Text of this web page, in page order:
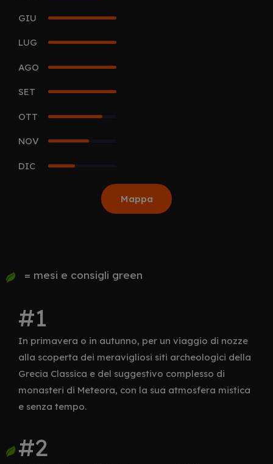
GIU
LUG
AGO
SET
OTT
NOV
DIC
Mappa
= mesi e consigli green
In primavera o in autunno, per un viaggio di nozze
alla scoperta dei meravigliosi siti archeologici della
Grecia Classica e del suggestivo complesso di
monasteri di Meteora, con la sua atmosfera mistica
e senza tempo.